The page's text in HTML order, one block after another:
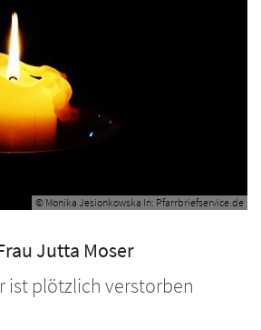
© Monika Jesionkowska In: Pfarrbriefservice.de
Jutta Moser
ist plötzlich verstorben